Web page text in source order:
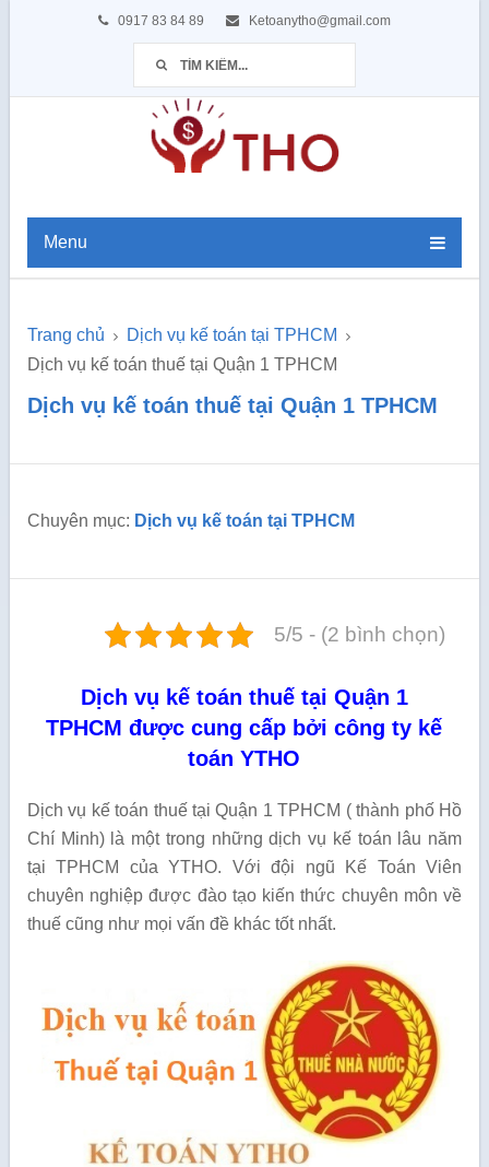
0917 83 84 89 Ketoanytho@gmail.com
Menu
Trang chủ
Dịch vụ kế toán tại TPHCM
Dịch vụ kế toán thuế tại Quận 1 TPHCM
Dịch vụ kế toán thuế tại Quận 1 TPHCM
Chuyên mục: Dịch vụ kế toán tại TPHCM
5/5 - (2 bình chọn)
Dịch vụ kế toán thuế tại Quận 1
TPHCM được cung cấp bởi công ty kế
toán YTHO
Dịch vụ kế toán thuế tại Quận 1 TPHCM ( thành phố Hồ
Chí Minh) là một trong những dịch vụ kế toán lâu năm
tại TPHCM của YTHO. Với đội ngũ Kế Toán Viên
chuyên nghiệp được đào tạo kiến thức chuyên môn về
thuế cũng như mọi vấn đề khác tốt nhất.